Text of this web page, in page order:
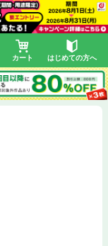
カート はじめての方へ